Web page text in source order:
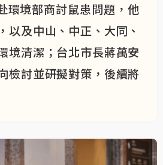
環境部商討鼠患問題，他
以及中山、中正、大同、
境清潔；台北市長蔣萬安
檢討並研擬對策，後續將